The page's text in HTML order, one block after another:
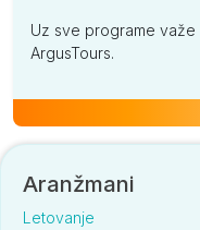
Uz sve programe važe
ArgusTours.
Aranžmani
Letovanje